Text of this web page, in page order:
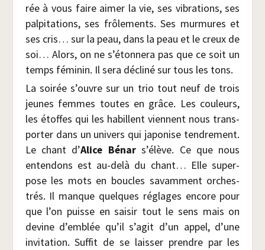
rée à vous faire aimer la vie, ses vibra­tions, ses
pal­pi­ta­tions, ses frô­le­ments. Ses mur­mures et
ses cris… sur la peau, dans la peau et le creux de
soi… Alors, on ne s’étonnera pas que ce soit un
temps fémi­nin. Il sera décli­né sur tous les tons.
La soi­rée s’ouvre sur un trio tout neuf de trois
jeunes femmes toutes en grâce. Les cou­leurs,
les étoffes qui les habillent viennent nous trans­
por­ter dans un uni­vers qui japo­nise ten­dre­ment.
Le chant d’Alice Bénars’élève. Ce que nous
enten­dons est au-delà du chant… Elle super­
pose les mots en boucles savam­ment orches­
trés. Il manque quelques réglages encore pour
que l’on puisse en sai­sir tout le sens mais on
devine d’emblée qu’il s’agit d’un appel, d’une
invi­ta­tion. Suf­fit de se lais­ser prendre par les